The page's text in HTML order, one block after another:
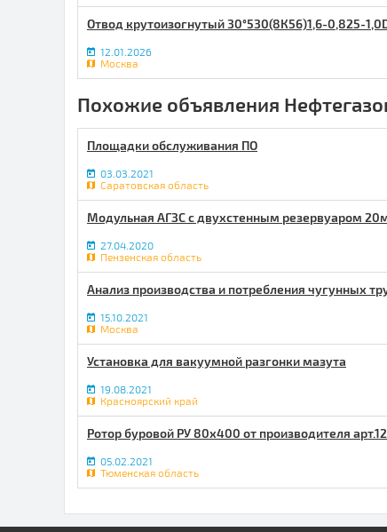
Отвод крутоизогнутый 30°530(8К56)1,6-0,825-
12.01.2026
Москва
Похожие объявления
Площадки обслуживания ПО
03.03.2021
Саратовская область
Модульная АГЗС с двухстенным резервуаром
27.04.2020
Пензенская область
Анализ производства и потребления чугунных
15.10.2021
Москва
Установка для вакуумной разгонки мазута
19.08.2021
Красноярский край
Ротор буровой РУ 80х400 от производителя
05.02.2021
Тюменская область